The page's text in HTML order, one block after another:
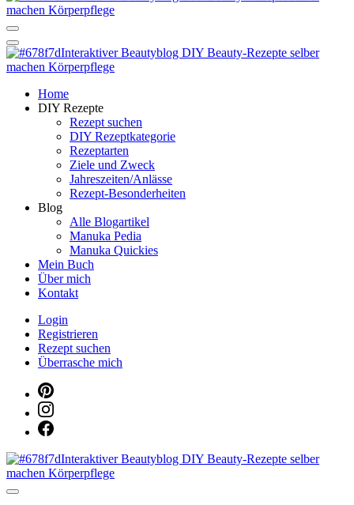
Manuka Magic – Natürlich schön:
Dein interaktiver DIY Beautyblog
Manuka Magic – Natürlich schön:
Dein interaktiver DIY Beautyblog
Dein persönlicher interaktiver DIY Beautyblog
Home
DIY Rezepte
Rezept suchen
DIY Rezeptkategorie
Rezeptarten
Ziele und Zweck
Jahreszeiten/Anlässe
Rezept-Besonderheiten
Blog
Alle Blogartikel
Manuka Pedia
Manuka Quickies
Mein Buch
Über mich
Kontakt
Login
Registrieren
Rezept suchen
Überrasche mich